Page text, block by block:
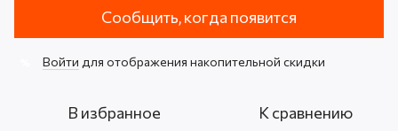
Сообщить, когда появится
Войти для отображения накопительной скидки
В избранное К сравнению